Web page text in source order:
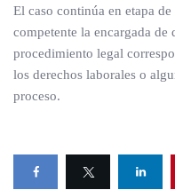
El caso continúa en etapa
competente la encargada de
procedimiento legal
los derechos laborales o
proceso.